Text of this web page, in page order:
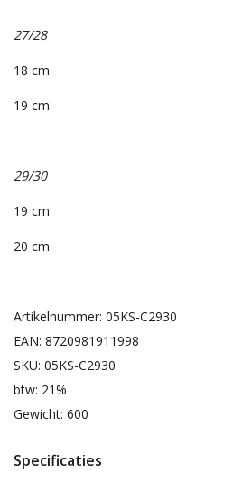
27/28
18 cm
19 cm
29/30
19 cm
20 cm
Artikelnummer: 05KS-C2930
EAN: 8720981911998
SKU: 05KS-C2930
btw: 21%
Gewicht: 600
Specificaties